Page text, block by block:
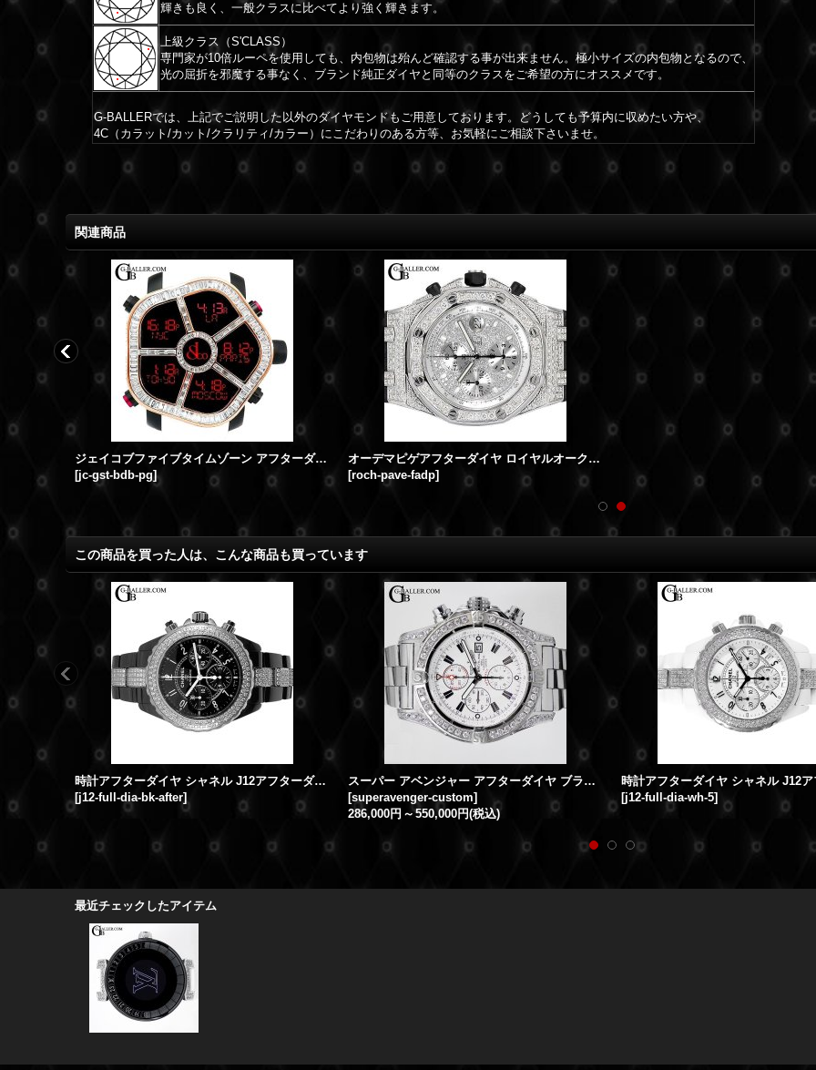
輝きも良く、一般クラスに比べてより強く輝きます。
上級クラス（S'CLASS）
専門家が10倍ルーペを使用しても、内包物は殆んど確認する事が出来ません。極小サイズの内包物となるので、
光の屈折を邪魔する事なく、ブランド純正ダイヤと同等のクラスをご希望の方にオススメです。
G-BALLERでは、上記でご説明した以外のダイヤモンドもご用意しております。どうしても予算内に収めたい方や、
4C（カラット/カット/クラリティ/カラー）にこだわりのある方等、お気軽にご相談下さいませ。
関連商品
ジェイコブファイブタイムゾーン アフターダイヤ | ゴースト 18KPG バゲットダイヤベゼル JACOB&Co.時計
[jc-gst-bdb-pg]
オーデマピゲアフターダイヤ ロイヤルオークオフショアクロノ 全面ダイヤモンド
[roch-pave-fadp]
この商品を買った人は、こんな商品も買っています
時計アフターダイヤ シャネル J12アフターダイヤ クロノ ベゼルダイヤ/ブレスダイヤ
[j12-full-dia-bk-after]
スーパー アベンジャー アフターダイヤ ブライトリング 時計アフターダイヤ
[superavenger-custom]
286,000円 ～550,000円(税込)
[j12-full-dia-wh-5]
最近チェックしたアイテム